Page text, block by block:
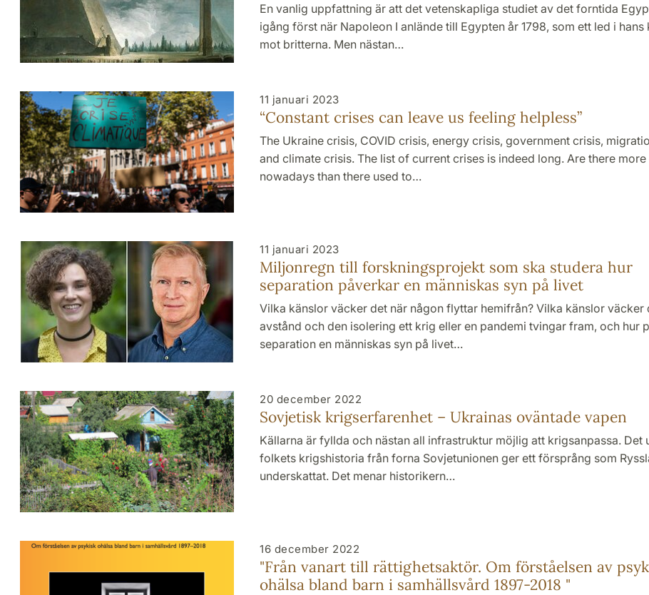
En vanlig uppfattning är att det vetenskapliga studiet av det forntida
igång först när Napoleon I anlände till Egypten år 1798, som ett led i hans
mot britterna. Men nästan…
11 januari 2023
“Constant crises can leave us feeling helpless”
The Ukraine crisis, COVID crisis, energy crisis, government crisis,
and climate crisis. The list of current crises is indeed long. Are there
nowadays than there used to…
11 januari 2023
Miljonregn till forskningsprojekt som ska studera hur
separation påverkar en människas syn på livet
Vilka känslor väcker det när någon flyttar hemifrån? Vilka känslor väcker
avstånd och den isolering ett krig eller en pandemi tvingar fram, och hur
separation en människas syn på livet…
20 december 2022
Sovjetisk krigserfarenhet – Ukrainas oväntade vapen
Källarna är fyllda och nästan all infrastruktur möjlig att krigsanpassa. Det
folkets krigshistoria från forna Sovjetunionen ger ett försprång som
underskattat. Det menar historikern…
16 december 2022
"Från vanart till rättighetsaktör. Om förståelsen av
ohälsa bland barn i samhällsvård 1897-2018 "